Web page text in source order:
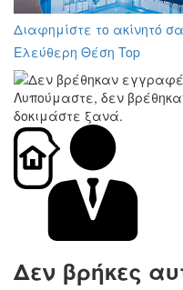
Διαφημίστε το ακίνητό
Ελεύθερη Θέση Top
Λυπούμαστε, δεν
δοκιμάστε ξανά.
Δεν βρήκες